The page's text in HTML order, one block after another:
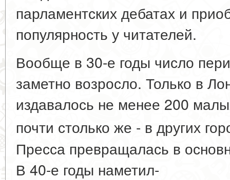
парламентских дебатах и
популярность у читателей.
Вообще в 30-е годы число
заметно возросло. Только в
издавалось не менее 200
почти столько же - в других
Пресса превращалась в
В 40-е годы наметил-